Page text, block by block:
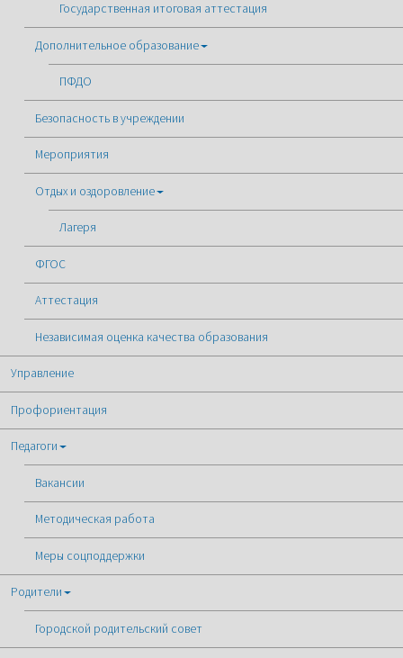
Государственная итоговая аттестация
Дополнительное образование
ПФДО
Безопасность в учреждении
Мероприятия
Отдых и оздоровление
Лагеря
ФГОС
Аттестация
Независимая оценка качества образования
Управление
Профориентация
Педагоги
Вакансии
Методическая работа
Меры соцподдержки
Родители
Городской родительский совет